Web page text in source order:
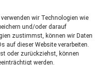
wir Technologien wie
und/oder darauf
zustimmst, können wir Daten
auf dieser Website verarbeiten.
oder zurückziehst, können
werden.